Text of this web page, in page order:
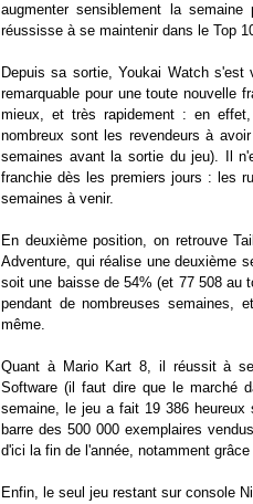
augmenter sensiblement la
réussisse à se maintenir dans le Top
Depuis sa sortie, Youkai Watch
remarquable pour une toute nouvelle
mieux, et très rapidement : en
nombreux sont les revendeurs à
semaines avant la sortie du jeu). Il
franchie dès les premiers jours : les
semaines à venir.
En deuxième position, on retrouve
Adventure, qui réalise une deuxième
soit une baisse de 54% (et 77 508 au
pendant de nombreuses semaines,
même.
Quant à Mario Kart 8, il réussit à
Software (il faut dire que le marché
semaine, le jeu a fait 19 386
barre des 500 000 exemplaires
d'ici la fin de l'année, notamment
Enfin, le seul jeu restant sur console